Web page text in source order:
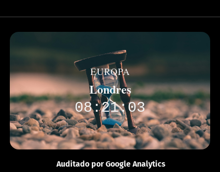
EUROPA
Londres
08:21:03
Auditado por Google Analytics